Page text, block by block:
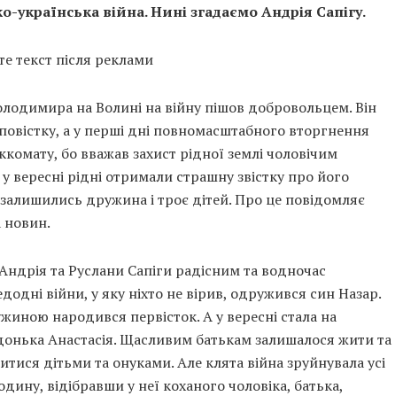
українська війна. Нині згадаємо Андрія Сапігу.
текст після реклами
на Волині на війну пішов добровольцем. Він
а у перші дні повномасштабного вторгнення
бо вважав захист рідної землі чоловічим
вересні рідні отримали страшну звістку про його
дружина і троє дітей. Про це повідомляє
новин.
та Руслани Сапіги радісним та водночас
війни, у яку ніхто не вірив, одружився син Назар.
народився первісток. А у вересні стала на
Анастасія. Щасливим батькам залишалося жити та
дітьми та онуками. Але клята війна зруйнувала усі
відібравши у неї коханого чоловіка, батька,